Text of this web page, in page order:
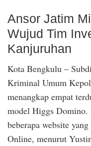
Ansor Jatim
Wujud Tim
Kanjuruhan
Kota Bengkulu –
Kriminal Umum
menangkap empat
model Higgs Domino.
beberapa website
Online, menurut